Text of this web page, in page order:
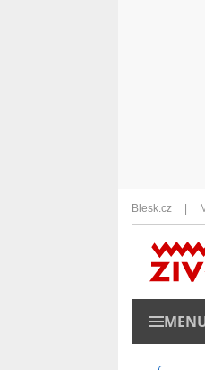
Blesk.cz